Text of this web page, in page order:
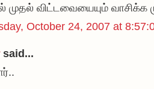
முதல் விட்டவையையும் வாசிக்க
October 24, 2007 at
said...